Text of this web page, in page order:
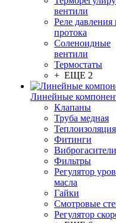
вентили
Реле давления
протока
Соленоидные
вентили
Термостаты
+ ЕЩЕ 2
Линейные
Клапаны
Труба медная
Теплоизоляция
Фитинги
Виброгасители
Фильтры
Регулятор
масла
Гайки
Смотровые
Регулятор